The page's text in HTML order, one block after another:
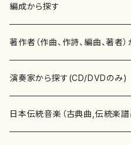
楽譜
書籍
書籍
テキストブック
CD・DVD
チケット
編成から探す
邦楽器
箏・琴（ソロ）
箏・琴（合奏）
合唱
混声合唱
歌・声
著作者（作曲、作詩、編曲、著者
あ行
青木省三(アオキ ショウゾウ)
か行
演奏家から探す(CD/DVDのみ)
邦楽（箏、三味線、尺八等）演奏
日本伝統音楽（古典曲,伝統楽譜